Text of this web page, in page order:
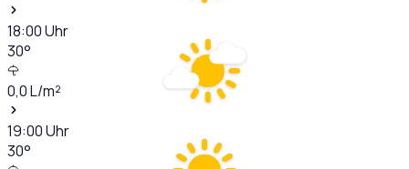
18:00Uhr
30°
0,0L/m²
19:00Uhr
30°